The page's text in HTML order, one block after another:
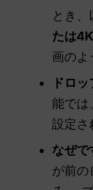
とき、
たは4K
画のよ
ドロ
能では
設定
なぜで
が前の